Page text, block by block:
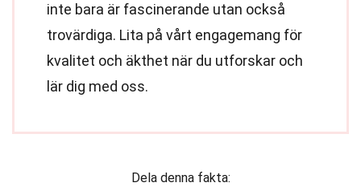
inte bara är fascinerande utan också
trovärdiga. Lita på vårt engagemang för
kvalitet och äkthet när du utforskar och
lär dig med oss.
Dela denna fakta: